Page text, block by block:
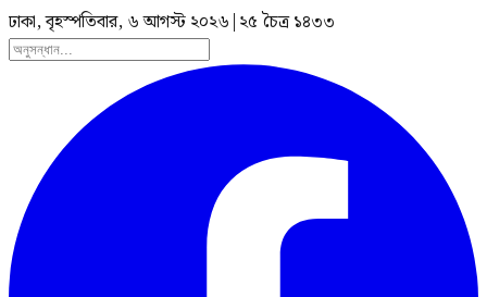
ঢাকা, বৃহস্পতিবার, ৬ আগস্ট ২০২৬ | ২৫ চৈত্র ১৪৩৩